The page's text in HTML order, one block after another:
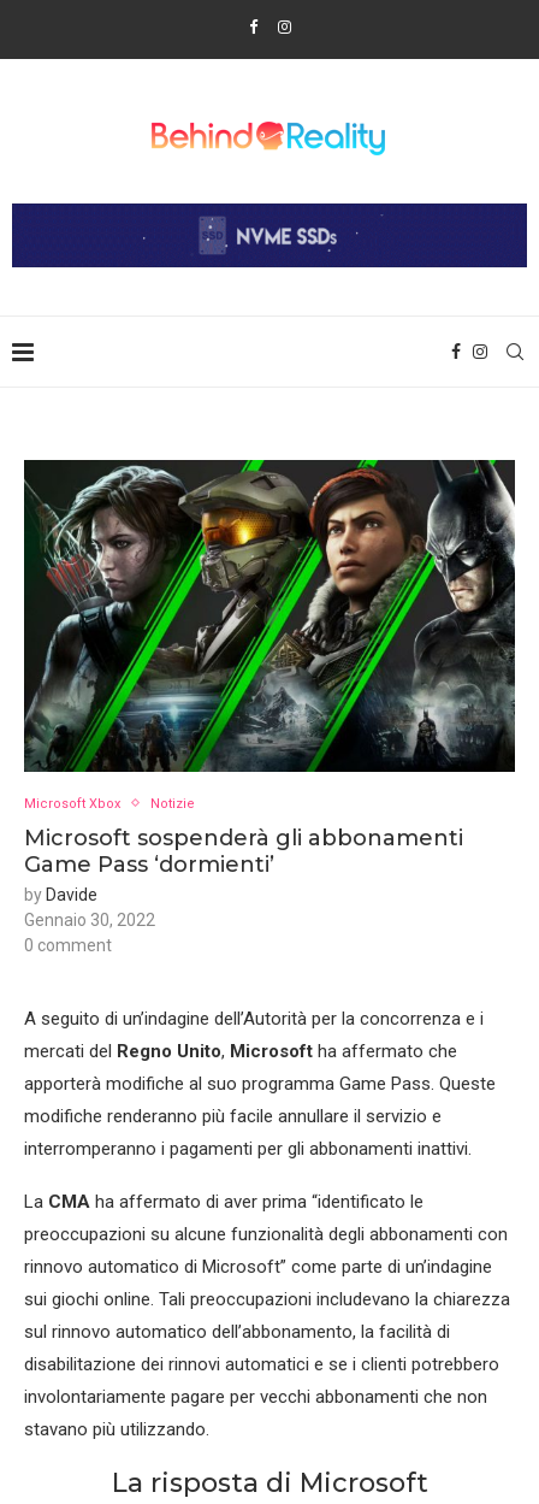
Microsoft Xbox Notizie
Microsoft sospenderà gli abbonamenti
Game Pass ‘dormienti’
by Davide
Gennaio 30, 2022
0 comment
A seguito di un’indagine dell’Autorità per la concorrenza e i
mercati del Regno Unito, Microsoft ha affermato che
apporterà modifiche al suo programma Game Pass. Queste
modifiche renderanno più facile annullare il servizio e
interromperanno i pagamenti per gli abbonamenti inattivi.
La CMA ha affermato di aver prima “identificato le
preoccupazioni su alcune funzionalità degli abbonamenti con
rinnovo automatico di Microsoft” come parte di un’indagine
sui giochi online. Tali preoccupazioni includevano la chiarezza
sul rinnovo automatico dell’abbonamento, la facilità di
disabilitazione dei rinnovi automatici e se i clienti potrebbero
involontariamente pagare per vecchi abbonamenti che non
stavano più utilizzando.
La risposta di Microsoft